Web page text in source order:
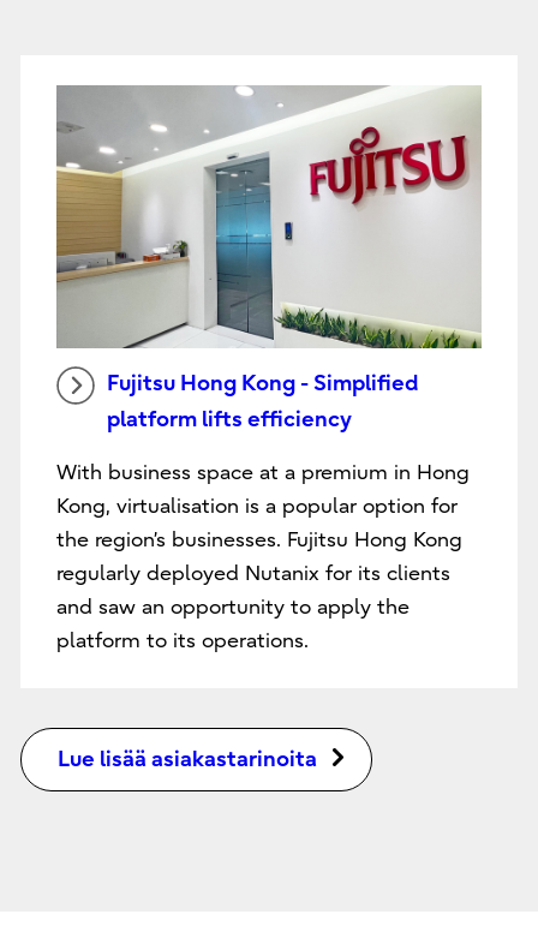
Fujitsu Hong Kong - Simplified
platform lifts efficiency
With business space at a premium in Hong
Kong, virtualisation is a popular option for
the region’s businesses. Fujitsu Hong Kong
regularly deployed Nutanix for its clients
and saw an opportunity to apply the
platform to its operations.
Lue lisää asiakastarinoita